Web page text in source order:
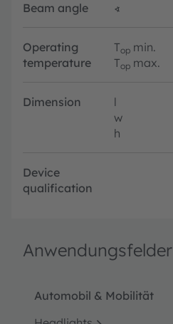
Beam angle ∢
Operating
temperature
Top min.
Top max.
Dimension l
w
h
Device
qualification
Anwendungsfelder
Automobil & Mobilität